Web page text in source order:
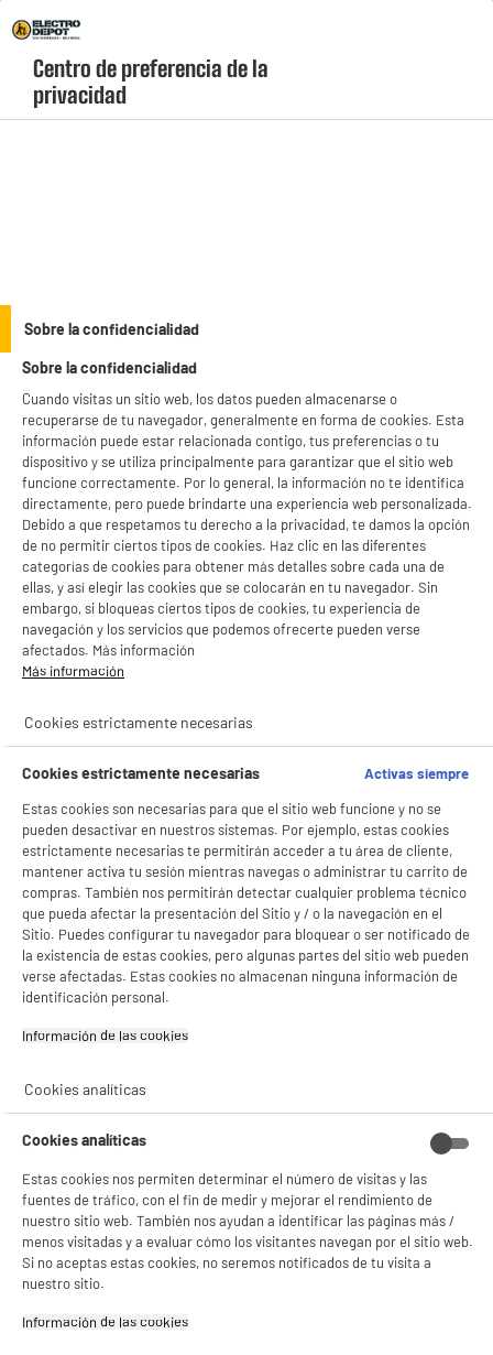
Menú
geolocation-header-icon-text
account
product_anchor_characteristics
Rechazar todas
BIENVENIDO a ELECTRO
DEPOT
Con el fin de mejorar tu experiencia, y tras tu consentimiento, ELECTRO DEPOT
y sus socios utilizan cookies que procesan tus datos personales para:
- compartir contenido adaptado a tus preferencias
- ofrecer publicidad y comunicaciones personalizadas
- facilitar el intercambio de contenido en las redes sociales
- analizar el tráfico en nuestro sitio web Consulta la política de cookies.
Consulta la política de cookies..
estadísticas anónimas basadas en tu navegación. Puedes oponerte a su uso
✔ ACEPTAR TODAS
Centro de preferencia de la
privacidad
Sobre la confidencialidad
Sobre la confidencialidad
Cuando visitas un sitio web, los datos pueden almacenarse o
recuperarse de tu navegador, generalmente en forma de cookies. Esta
información puede estar relacionada contigo, tus preferencias o tu
dispositivo y se utiliza principalmente para garantizar que el sitio web
funcione correctamente. Por lo general, la información no te identifica
directamente, pero puede brindarte una experiencia web personalizada.
Debido a que respetamos tu derecho a la privacidad, te damos la opción
de no permitir ciertos tipos de cookies. Haz clic en las diferentes
categorías de cookies para obtener más detalles sobre cada una de
ellas, y así elegir las cookies que se colocarán en tu navegador. Sin
embargo, si bloqueas ciertos tipos de cookies, tu experiencia de
navegación y los servicios que podemos ofrecerte pueden verse
afectados. Más información
Más información
Cookies estrictamente necesarias
Cookies estrictamente necesarias
Activas siempre
Estas cookies son necesarias para que el sitio web funcione y no se
pueden desactivar en nuestros sistemas. Por ejemplo, estas cookies
estrictamente necesarias te permitirán acceder a tu área de cliente,
mantener activa tu sesión mientras navegas o administrar tu carrito de
compras. También nos permitirán detectar cualquier problema técnico
que pueda afectar la presentación del Sitio y / o la navegación en el
Sitio. Puedes configurar tu navegador para bloquear o ser notificado de
la existencia de estas cookies, pero algunas partes del sitio web pueden
verse afectadas. Estas cookies no almacenan ninguna información de
identificación personal.
Información de las cookies‎
Cookies analíticas
Cookies analíticas
Estas cookies nos permiten determinar el número de visitas y las
fuentes de tráfico, con el fin de medir y mejorar el rendimiento de
nuestro sitio web. También nos ayudan a identificar las páginas más /
menos visitadas y a evaluar cómo los visitantes navegan por el sitio web.
Si no aceptas estas cookies, no seremos notificados de tu visita a
nuestro sitio.
Información de las cookies‎